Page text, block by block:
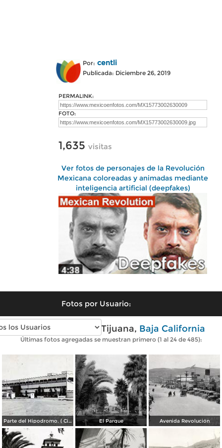
Por: centli
Publicada: Diciembre 26, 2019
PERMALINK:
FOTO:
1,635 visitas
Ver fotos de personajes de la Revolución
Mexicana coloreadas y animadas mediante
inteligencia artificial (deepfakes)
Fotos por Usuario:
Fotos antiguas de Tijuana, Baja California
Últimas fotos agregadas se muestran primero (1 al 24 de 485):
Parte del Hipodromo. ( Circulada el 12 de Julio de 1922 ). El Parque Avenida Revolución